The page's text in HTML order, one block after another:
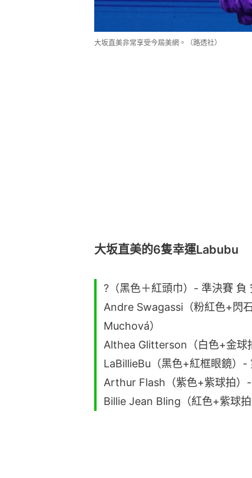
大坂直美非常享受今屆美網。（路透社）
大坂直美的6隻幸運Labubu
?（黑色＋紅頭巾）- 準決賽 負
Andre Swagassi（粉紅色+閃
Muchová）
Althea Glitterson（白色+金球
LaBillieBu（黑色+紅框眼鏡）-
Arthur Flash（紫色+紫球拍）
Billie Jean Bling（紅色+紫球